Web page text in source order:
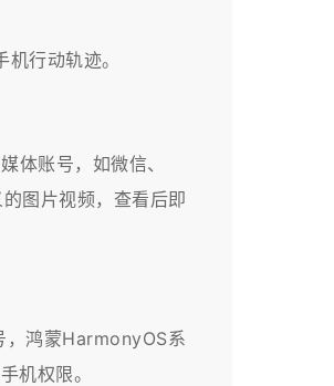
行动轨迹。
体账号，如微信、
图片视频，查看后即
，鸿蒙HarmonyOS系
机权限。